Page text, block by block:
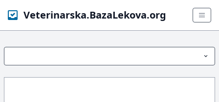
Veterinarska.BazaLekova.org